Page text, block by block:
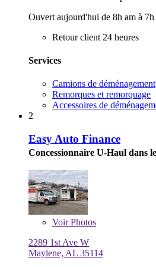
Ouvert aujourd'hui de 8h am à
Retour client 24 heures
Services
Camions de déménagement
Remorques et remorquage
Accessoires de
2
Easy Auto Finance
Concessionnaire U-Haul dans
VoirPhotos
2289 1st Ave W
Maylene, AL 35114